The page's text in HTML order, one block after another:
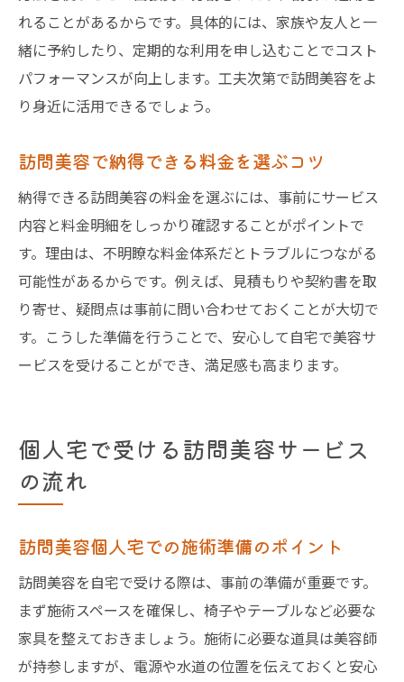
れることがあるからです。具体的には、家族や友人と一
緒に予約したり、定期的な利用を申し込むことでコスト
パフォーマンスが向上します。工夫次第で訪問美容をよ
り身近に活用できるでしょう。
訪問美容で納得できる料金を選ぶコツ
納得できる訪問美容の料金を選ぶには、事前にサービス
内容と料金明細をしっかり確認することがポイントで
す。理由は、不明瞭な料金体系だとトラブルにつながる
可能性があるからです。例えば、見積もりや契約書を取
り寄せ、疑問点は事前に問い合わせておくことが大切で
す。こうした準備を行うことで、安心して自宅で美容サ
ービスを受けることができ、満足感も高まります。
個人宅で受ける訪問美容サービス
の流れ
訪問美容個人宅での施術準備のポイント
訪問美容を自宅で受ける際は、事前の準備が重要です。
まず施術スペースを確保し、椅子やテーブルなど必要な
家具を整えておきましょう。施術に必要な道具は美容師
が持参しますが、電源や水道の位置を伝えておくと安心